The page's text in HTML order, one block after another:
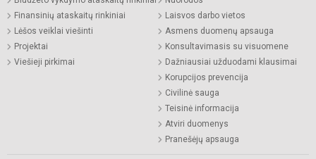
Finansinių ataskaitų rinkiniai
Lėšos veiklai viešinti
Projektai
Viešieji pirkimai
Laisvos darbo vietos
Asmens duomenų apsauga
Konsultavimasis su visuomene
Dažniausiai užduodami klausimai
Korupcijos prevencija
Civilinė sauga
Teisinė informacija
Atviri duomenys
Pranešėjų apsauga